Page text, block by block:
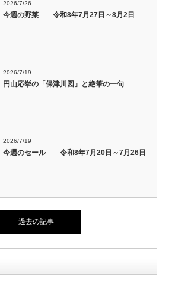
2026/7/26
今週の野菜 令和8年7月27日～8月2日
2026/7/19
円山応挙の「保津川図」と絶筆の一句
2026/7/19
今週のセール 令和8年7月20日～7月26日
過去の記事